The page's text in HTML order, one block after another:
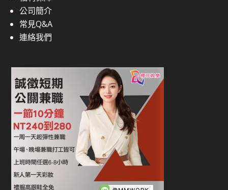
公司簡介
常見Q&A
連絡我們